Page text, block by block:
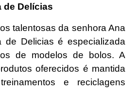
de Delícias
talentosas da senhora Ana
de Delicias é especializada
de modelos de bolos. A
oferecidos é mantida
e reciclagens